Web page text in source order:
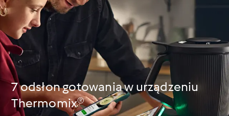
7 odsłon gotowania w urządzeniu
Thermomix®